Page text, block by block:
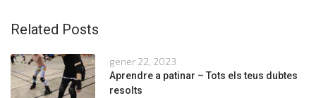
Related Posts
gener 22, 2023
Aprendre a patinar – Tots els teus dubtes
resolts